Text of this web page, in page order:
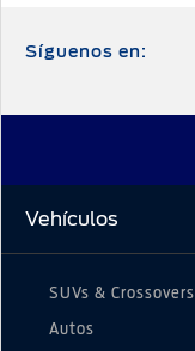
Síguenos en:
Vehículos
SUVs & Crossovers
Autos